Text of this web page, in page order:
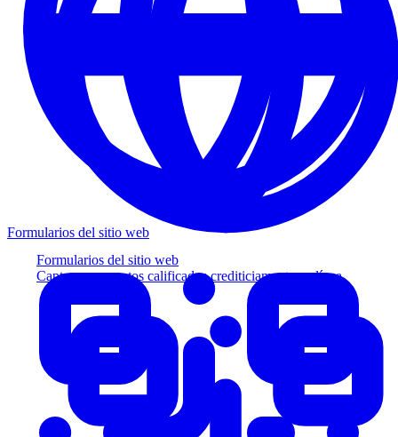
Formularios del sitio web
Capture prospectos calificados crediticiamente en línea
Formularios del sitio web